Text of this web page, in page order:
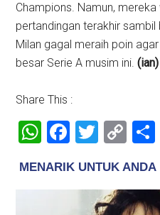
Champions. Namun,
pertandingan terakhir
Milan gagal meraih poin
besar Serie A musim ini. (ian)
Share This :
WhatsApp
Facebook
Twitter